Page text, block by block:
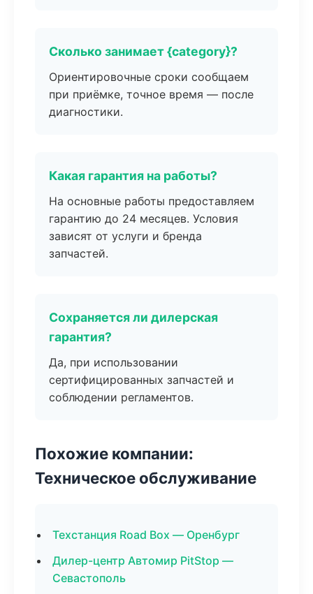
Сколько занимает {category}?
Ориентировочные сроки сообщаем
при приёмке, точное время — после
диагностики.
Какая гарантия на работы?
На основные работы предоставляем
гарантию до 24 месяцев. Условия
зависят от услуги и бренда
запчастей.
Сохраняется ли дилерская
гарантия?
Да, при использовании
сертифицированных запчастей и
соблюдении регламентов.
Похожие компании:
Техническое обслуживание
Техстанция Road Box — Оренбург
Дилер-центр Автомир PitStop —
Севастополь